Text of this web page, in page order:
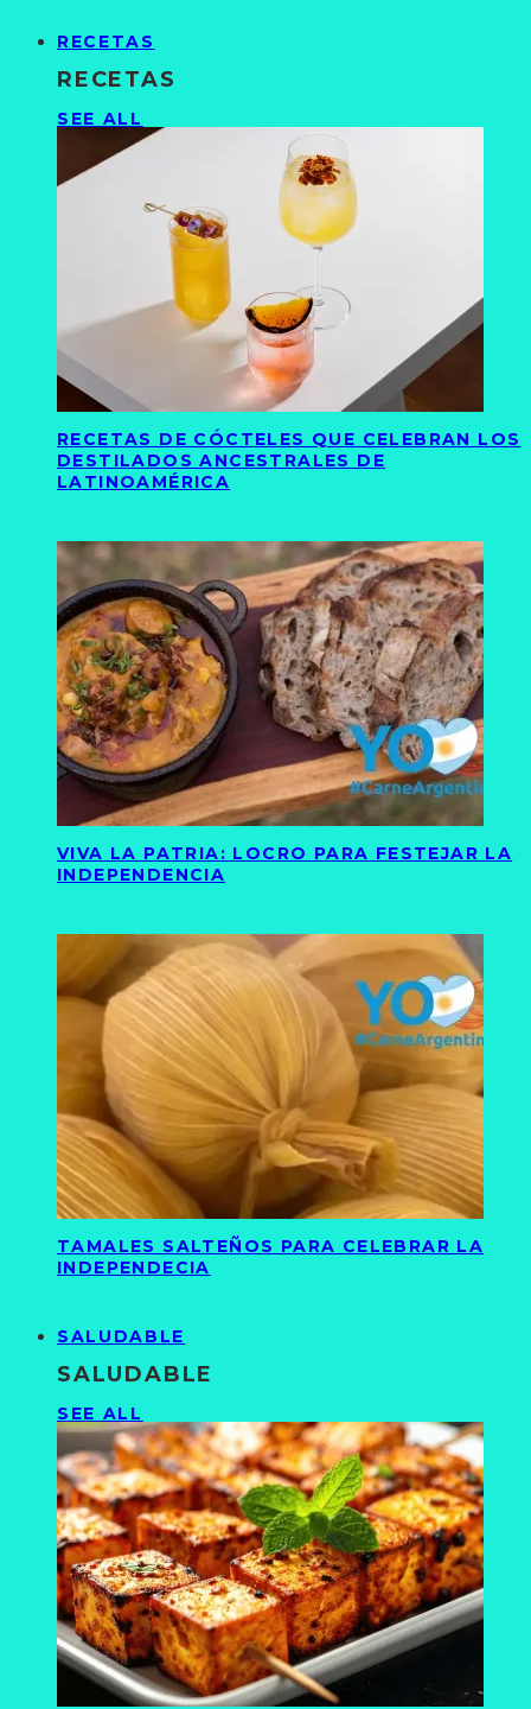
RECETAS
RECETAS
SEE ALL
RECETAS DE CÓCTELES QUE CELEBRAN LOS
DESTILADOS ANCESTRALES DE
LATINOAMÉRICA
VIVA LA PATRIA: LOCRO PARA FESTEJAR LA
INDEPENDENCIA
TAMALES SALTEÑOS PARA CELEBRAR LA
INDEPENDECIA
SALUDABLE
SALUDABLE
SEE ALL